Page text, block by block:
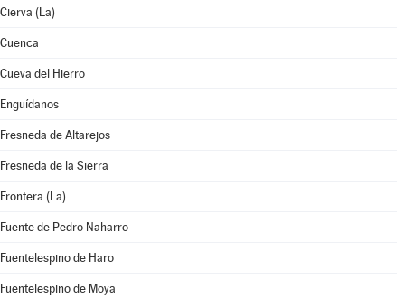
Cierva (La)
Cuenca
Cueva del Hierro
Enguídanos
Fresneda de Altarejos
Fresneda de la Sierra
Frontera (La)
Fuente de Pedro Naharro
Fuentelespino de Haro
Fuentelespino de Moya